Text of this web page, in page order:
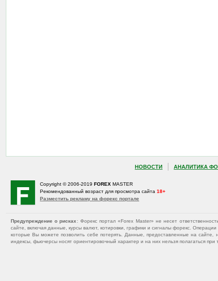
НОВОСТИ АНАЛИТИКА
Copyright © 2006-2019 FOREX MASTER
Рекомендованный возраст для просмотра сайта 18+
Разместить рекламу на форекс портале
Предупреждение о рисках : Форекс портал «Forex Master» не несет
сайте, включая данные, курсы валют, котировки, графики и сигналы форекс.
которые Вы можете позволить себе потерять. Данные, предоставленные на
индексы, фьючерсы носят ориентировочный характер и на них нельзя полагаться при